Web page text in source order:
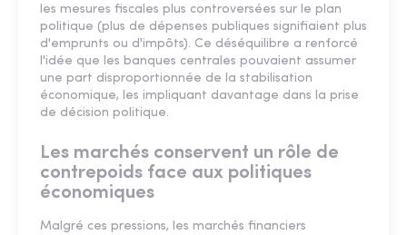
les mesures fiscales plus controversées sur le plan
politique (plus de dépenses publiques signifiaient plus
d'emprunts ou d'impôts). Ce déséquilibre a renforcé
l'idée que les banques centrales pouvaient assumer
une part disproportionnée de la stabilisation
économique, les impliquant davantage dans la prise
de décision politique.
Les marchés conservent un rôle de
contrepoids face aux politiques
économiques
Malgré ces pressions, les marchés financiers